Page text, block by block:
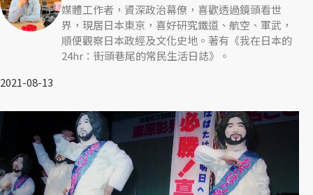
媒體工作者，資深政治幕僚，喜歡透過鏡頭看世
界，現居日本東京，喜好研究鐵道、航空、軍武，
順便觀察日本政經及文化史地。著有《我在日本的
24hr：街頭巷尾的常民生活日誌》。
2021-08-13